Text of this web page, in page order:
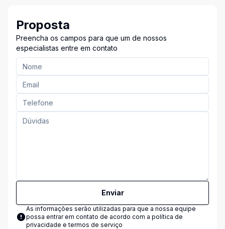
Proposta
Preencha os campos para que um de nossos
especialistas entre em contato
Enviar
As informações serão utilizadas para que a nossa equipe
possa entrar em contato de acordo com a política de
privacidade e termos de serviço